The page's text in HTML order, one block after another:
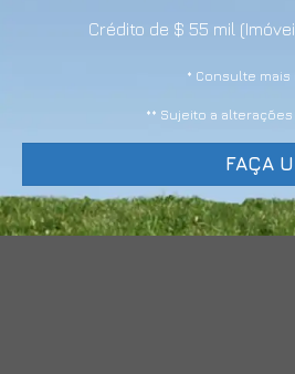
Crédito de $ 55 mil
* Consulte
** Sujeito a
FAÇA